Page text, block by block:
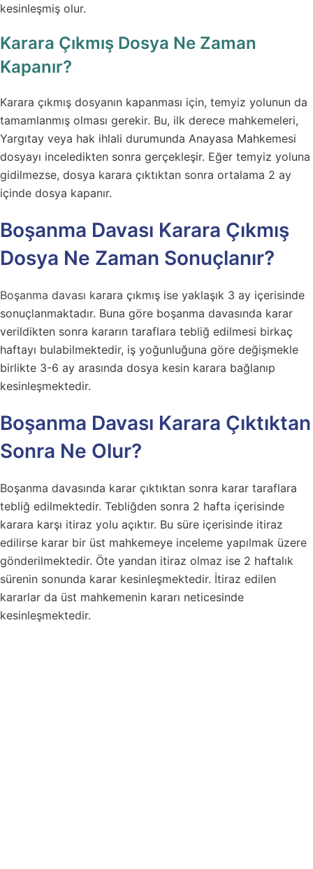
kesinleşmiş olur.
Karara Çıkmış Dosya Ne Zaman
Kapanır?
Karara çıkmış dosyanın kapanması için, temyiz yolunun da
tamamlanmış olması gerekir. Bu, ilk derece mahkemeleri,
Yargıtay veya hak ihlali durumunda Anayasa Mahkemesi
dosyayı inceledikten sonra gerçekleşir. Eğer temyiz yoluna
gidilmezse, dosya karara çıktıktan sonra ortalama 2 ay
içinde dosya kapanır.
Boşanma Davası Karara Çıkmış
Dosya Ne Zaman Sonuçlanır?
Boşanma davası karara çıkmış ise yaklaşık 3 ay içerisinde
sonuçlanmaktadır. Buna göre boşanma davasında karar
verildikten sonra kararın taraflara tebliğ edilmesi birkaç
haftayı bulabilmektedir, iş yoğunluğuna göre değişmekle
birlikte 3-6 ay arasında dosya kesin karara bağlanıp
kesinleşmektedir.
Boşanma Davası Karara Çıktıktan
Sonra Ne Olur?
Boşanma davasında karar çıktıktan sonra karar taraflara
tebliğ edilmektedir. Tebliğden sonra 2 hafta içerisinde
karara karşı itiraz yolu açıktır. Bu süre içerisinde itiraz
edilirse karar bir üst mahkemeye inceleme yapılmak üzere
gönderilmektedir. Öte yandan itiraz olmaz ise 2 haftalık
sürenin sonunda karar kesinleşmektedir. İtiraz edilen
kararlar da üst mahkemenin kararı neticesinde
kesinleşmektedir.